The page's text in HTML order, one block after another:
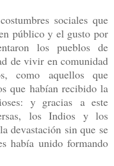
sociales que
público y el gusto por
los pueblos de
de vivir en comunidad
como aquellos que
que habían recibido la
y gracias a este
los Indios y los
devastación sin que se
había unido formando